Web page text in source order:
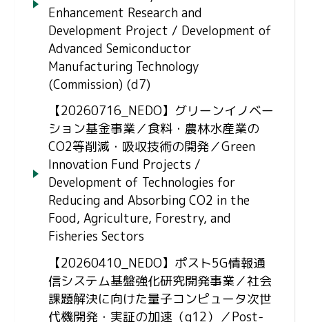
Enhancement Research and
Development Project / Development of
Advanced Semiconductor
Manufacturing Technology
(Commission) (d7)
【20260716_NEDO】グリーンイノベー
ション基金事業／食料・農林水産業の
CO2等削減・吸収技術の開発／Green
Innovation Fund Projects /
Development of Technologies for
Reducing and Absorbing CO2 in the
Food, Agriculture, Forestry, and
Fisheries Sectors
【20260410_NEDO】ポスト5G情報通
信システム基盤強化研究開発事業／社会
課題解決に向けた量子コンピュータ次世
代機開発・実証の加速（g12）／Post-